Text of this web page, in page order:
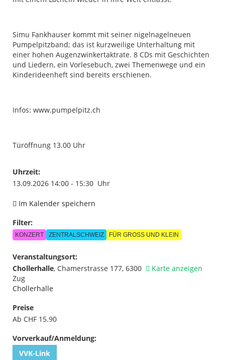
Simu Fankhauser kommt mit seiner nigelnagelneuen
Pumpelpitzband; das ist kurzweilige Unterhaltung mit
einer hohen Augenzwinkertaktrate. 8 CDs mit Geschichten
und Liedern, ein Vorlesebuch, zwei Themenwege und ein
Kinderideenheft sind bereits erschienen.
Infos: www.pumpelpitz.ch
Türöffnung 13.00 Uhr
Uhrzeit:
13.09.2026 14:00 - 15:30 Uhr
Im Kalender speichern
Filter:
KONZERT ZENTRALSCHWEIZ FÜR GROSS UND KLEIN
Veranstaltungsort:
Karte anzeigen
Chollerhalle, Chamerstrasse 177, 6300
Zug
Chollerhalle
Preise
Ab CHF 15.90
Vorverkauf/Anmeldung:
VVK-Link